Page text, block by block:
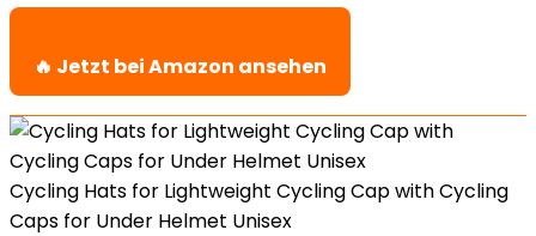
🔥 Jetzt bei Amazon ansehen
Cycling Hats for Lightweight Cycling Cap with Cycling
Caps for Under Helmet Unisex